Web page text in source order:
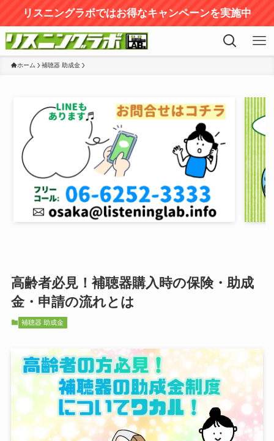
リスニングラボではお得なキャンペーンを実施中
ホーム 補聴器 助成金
高齢者必見！補聴器購入時の保険・助成
金・申請の流れとは
補聴器 助成金